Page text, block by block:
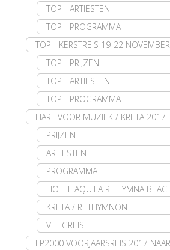
TOP - ARTIESTEN
TOP - PROGRAMMA
TOP - KERSTREIS 19-22
TOP - PRIJZEN
TOP - ARTIESTEN
TOP - PROGRAMMA
HART VOOR MUZIEK / KRETA 2017
PRIJZEN
ARTIESTEN
PROGRAMMA
HOTEL AQUILA RITHYMNA
KRETA / RETHYMNON
VLIEGREIS
FP2000 VOORJAARSREIS 2017